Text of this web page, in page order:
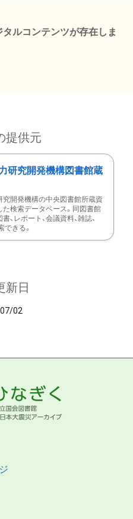
ルコンテンツが存在しま
提供元
研究開発機構図書館蔵
究開発機構の中央図書館所蔵資
た検索データベース。同図書館
、レポート、会議資料、雑誌、
できる。
新日
02